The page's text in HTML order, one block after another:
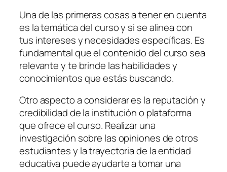
Una de las primeras cosas a tener en cuenta
es la temática del curso y si se alinea con
tus intereses y necesidades específicas. Es
fundamental que el contenido del curso sea
relevante y te brinde las habilidades y
conocimientos que estás buscando.
Otro aspecto a considerar es la reputación y
credibilidad de la institución o plataforma
que ofrece el curso. Realizar una
investigación sobre las opiniones de otros
estudiantes y la trayectoria de la entidad
educativa puede ayudarte a tomar una